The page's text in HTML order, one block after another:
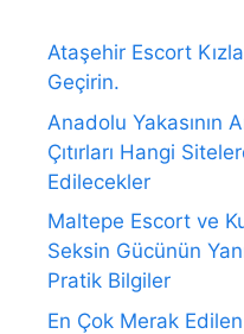
Ataşehir Escort
Geçirin.
Anadolu Yakasının
Çıtırları Hangi
Edilecekler
Maltepe Escort ve
Seksin Gücünün
Pratik Bilgiler
En Çok Merak